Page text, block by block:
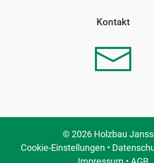
Kontakt
© 2026 Holzbau
Cookie-Einstellungen •